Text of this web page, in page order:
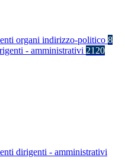
organi indirizzo-politico 8
- amministrativi 2120
dirigenti - amministrativi